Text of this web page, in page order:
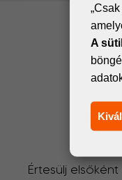
Értesülj
A